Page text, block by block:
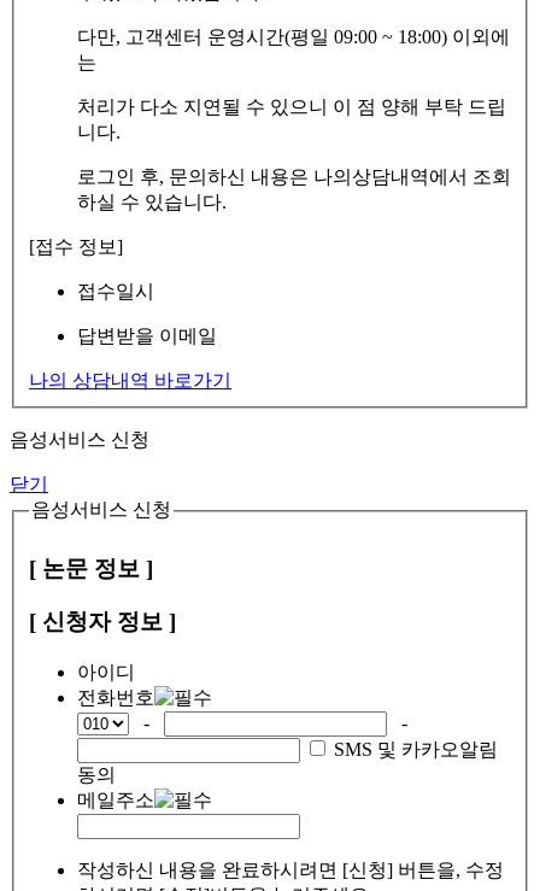
다만, 고객센터 운영시간(평일 09:00 ~ 18:00) 이외에
는
처리가 다소 지연될 수 있으니 이 점 양해 부탁 드립
니다.
로그인 후, 문의하신 내용은 나의상담내역에서 조회
하실 수 있습니다.
[접수 정보]
접수일시
답변받을 이메일
나의 상담내역 바로가기
음성서비스 신청
닫기
음성서비스 신청
[ 논문 정보 ]
[ 신청자 정보 ]
아이디
전화번호
-
-
SMS 및 카카오알림
동의
메일주소
작성하신 내용을 완료하시려면 [신청] 버튼을, 수정